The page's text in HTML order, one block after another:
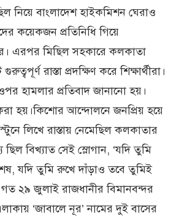
নিয়ে বাংলাদেশ হাইকমিশন ঘেরাও
কয়েকজন প্রতিনিধি গিয়ে
এরপর মিছিল সহকারে কলকাতা
রাস্তা প্রদক্ষিণ করে শিক্ষার্থীরা।
হামলার প্রতিবাদ জানানো হয়।
হয়।কিশোর আন্দোলনে জনপ্রিয় হয়ে
লিখে রাস্তায় নেমেছিল কলকাতার
ছিল বিখ্যাত সেই স্লোগান, ‘যদি তুমি
যদি তুমি রুখে দাঁড়াও তবে তুমিই
গত ২৯ জুলাই রাজধানীর বিমানবন্দর
‘জাবালে নূর’ নামের দুই বাসের